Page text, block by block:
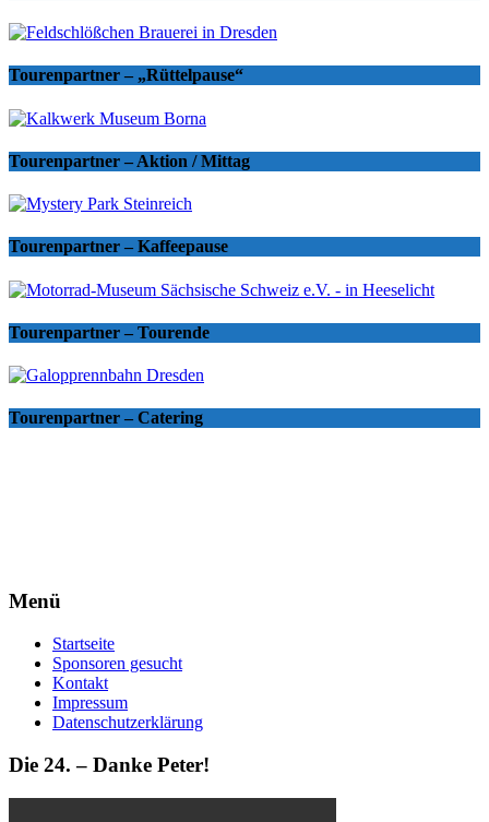
Tourenpartner – „Rüttelpause“
Tourenpartner – Aktion / Mittag
Tourenpartner – Kaffeepause
Tourenpartner – Tourende
Tourenpartner – Catering
Menü
Startseite
Sponsoren gesucht
Kontakt
Impressum
Datenschutzerklärung
Die 24. – Danke Peter!